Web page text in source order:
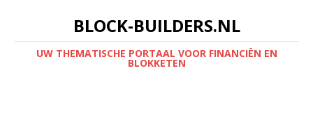
BLOCK-BUILDERS.NL
UW THEMATISCHE PORTAAL VOOR FINANCIËN EN
BLOKKETEN